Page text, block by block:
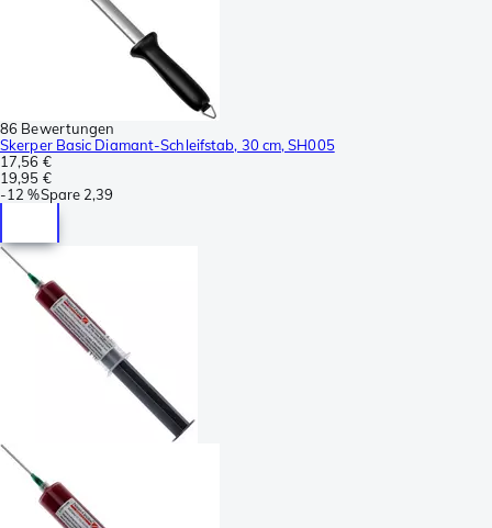
86 Bewertungen
Skerper Basic Diamant-Schleifstab, 30 cm, SH005
17,56 €
19,95 €
-12 %Spare 2,39